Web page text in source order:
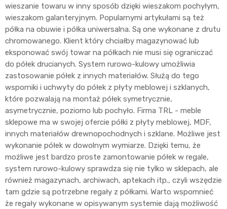
wieszanie towaru w inny sposób dzięki wieszakom pochyłym,
wieszakom galanteryjnym. Popularnymi artykułami są też
półka na obuwie i półka uniwersalna. Są one wykonane z drutu
chromowanego. Klient który chciałby magazynować lub
eksponować swój towar na półkach nie musi się ograniczać
do półek drucianych. System rurowo-kulowy umożliwia
zastosowanie półek z innych materiałów. Służą do tego
wsporniki i uchwyty do półek z płyty meblowej i szklanych,
które pozwalają na montaż półek symetrycznie,
asymetrycznie, poziomo lub pochyło. Firma TRL - meble
sklepowe ma w swojej ofercie półki z płyty meblowej, MDF,
innych materiałów drewnopochodnych i szklane. Możliwe jest
wykonanie półek w dowolnym wymiarze. Dzięki temu, że
możliwe jest bardzo proste zamontowanie półek w regale,
system rurowo-kulowy sprawdza się nie tylko w sklepach, ale
również magazynach, archiwach, aptekach itp., czyli wszędzie
tam gdzie są potrzebne regały z półkami. Warto wspomnieć
że regały wykonane w opisywanym systemie dają możliwość